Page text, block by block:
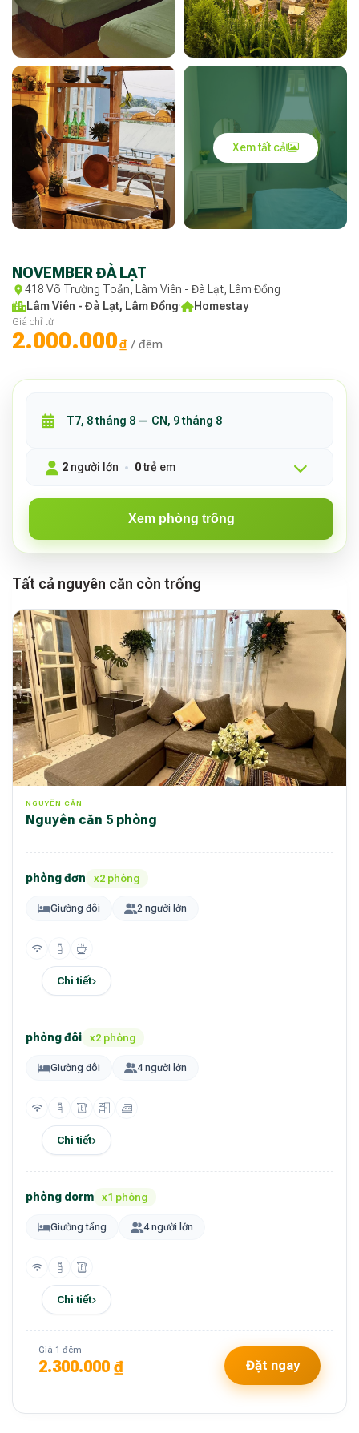
Xem tất cả
NOVEMBER ĐÀ LẠT
418 Võ Trường Toản, Lâm Viên - Đà Lạt, Lâm Đồng
Lâm Viên - Đà Lạt, Lâm Đồng· Homestay
Giá chỉ từ
2.000.000₫ / đêm
2 người lớn 0trẻ em
Xem phòng trống
Tất cả nguyên căn còn trống
NGUYÊN CĂN
Nguyên căn 5 phòng
phòng đơn x2 phòng
Giường đôi 2 người lớn
Chi tiết
phòng đôi x2 phòng
Giường đôi 4 người lớn
Chi tiết
phòng dorm x1 phòng
Giường tầng 4 người lớn
Chi tiết
Giá 1 đêm
2.300.000 ₫ Đặt ngay